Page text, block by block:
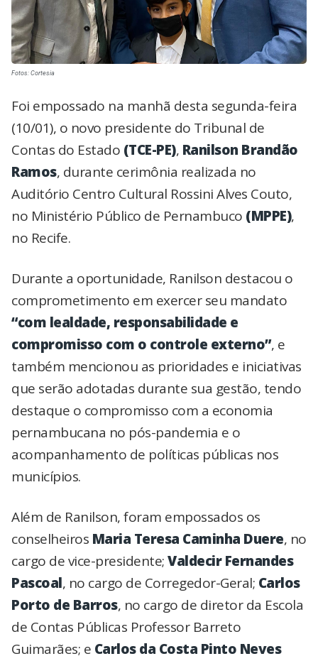
Fotos: Cortesia
Foi empossado na manhã desta segunda-feira
(10/01), o novo presidente do Tribunal de
Contas do Estado (TCE-PE), Ranilson Brandão
Ramos, durante cerimônia realizada no
Auditório Centro Cultural Rossini Alves Couto,
no Ministério Público de Pernambuco (MPPE),
no Recife.
Durante a oportunidade, Ranilson destacou o
comprometimento em exercer seu mandato
“com lealdade, responsabilidade e
compromisso com o controle externo”, e
também mencionou as prioridades e iniciativas
que serão adotadas durante sua gestão, tendo
destaque o compromisso com a economia
pernambucana no pós-pandemia e o
acompanhamento de políticas públicas nos
municípios.
Além de Ranilson, foram empossados os
conselheiros Maria Teresa Caminha Duere, no
cargo de vice-presidente;Valdecir Fernandes
Pascoal, no cargo de Corregedor-Geral; Carlos
Porto de Barros, no cargo de diretor da Escola
de Contas Públicas Professor Barreto
Guimarães; e Carlos da Costa Pinto Neves